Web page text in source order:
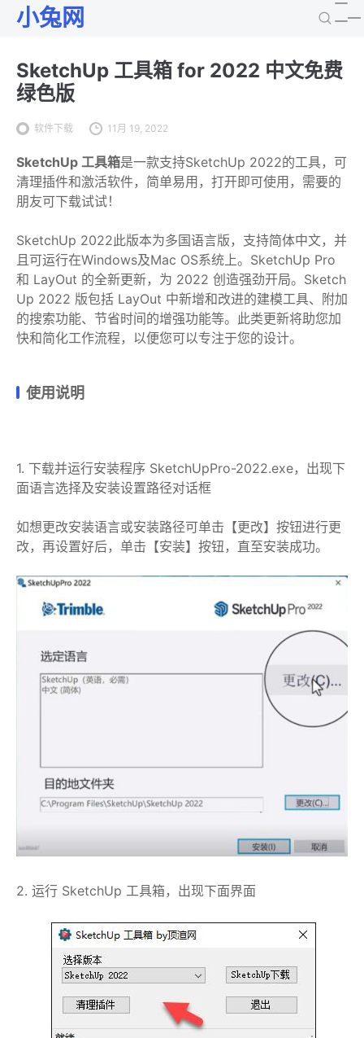
小兔网
SketchUp 工具箱 for 2022 中文免费
绿色版
软件下载 11月 19, 2022
SketchUp 工具箱是一款支持SketchUp 2022的工具，可
清理插件和激活软件，简单易用，打开即可使用，需要的
朋友可下载试试！
SketchUp 2022此版本为多国语言版，支持简体中文，并
且可运行在Windows及Mac OS系统上。SketchUp Pro
和 LayOut 的全新更新，为 2022 创造强劲开局。Sketch
Up 2022 版包括 LayOut 中新增和改进的建模工具、附加
的搜索功能、节省时间的增强功能等。此类更新将助您加
快和简化工作流程，以便您可以专注于您的设计。
使用说明
1. 下载并运行安装程序 SketchUpPro-2022.exe，出现下
面语言选择及安装设置路径对话框
如想更改安装语言或安装路径可单击【更改】按钮进行更
改，再设置好后，单击【安装】按钮，直至安装成功。
2. 运行 SketchUp 工具箱，出现下面界面